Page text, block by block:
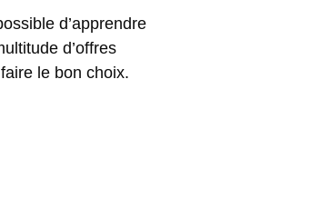
d’apprendre
d’offres
le bon choix.